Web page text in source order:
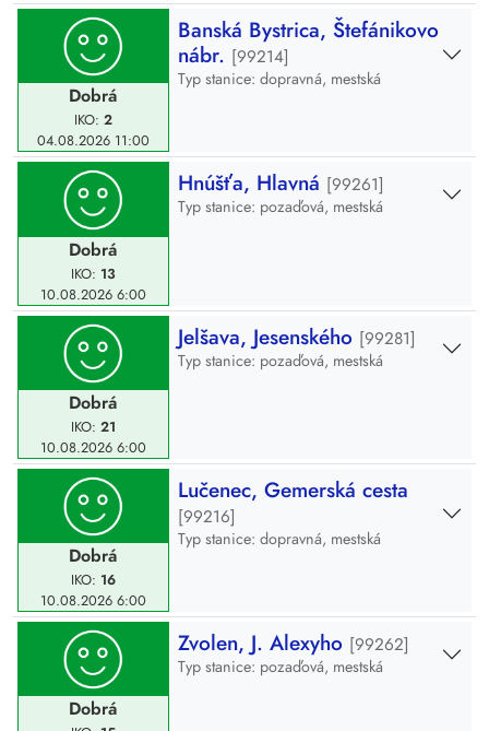
Dobrá
IKO: 2
04.08.2026 11:00
Banská Bystrica, Štefánikovo
nábr. [99214]
Typ stanice: dopravná, mestská
Dobrá
IKO: 13
10.08.2026 6:00
Hnúšťa, Hlavná [99261]
Typ stanice: pozaďová, mestská
Dobrá
IKO: 21
10.08.2026 6:00
Jelšava, Jesenského [99281]
Typ stanice: pozaďová, mestská
Dobrá
IKO: 16
10.08.2026 6:00
Lučenec, Gemerská cesta
[99216]
Typ stanice: dopravná, mestská
Dobrá
Zvolen, J. Alexyho [99262]
Typ stanice: pozaďová, mestská